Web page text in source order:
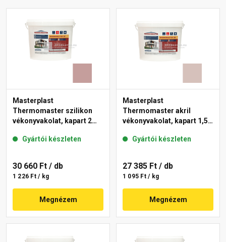
Masterplast
Thermomaster szilikon
vékonyvakolat, kapart 2
Gyártói készleten
30 660 Ft / db
1 226 Ft / kg
Megnézem
Masterplast
Thermomaster akril
vékonyvakolat, kapart 1,5
Gyártói készleten
27 385 Ft / db
1 095 Ft / kg
Megnézem